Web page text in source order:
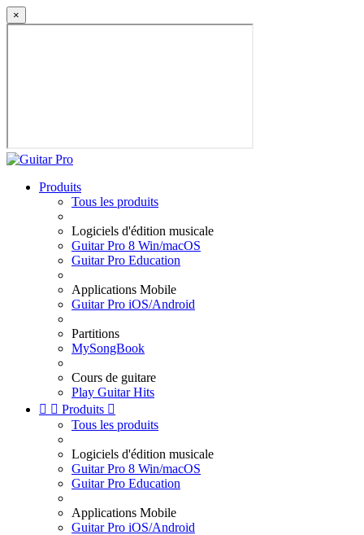
×
Produits
Tous les produits
Logiciels d'édition musicale
Guitar Pro 8 Win/macOS
Guitar Pro Education
Applications Mobile
Guitar Pro iOS/Android
Partitions
MySongBook
Cours de guitare
Play Guitar Hits
  Produits 
Tous les produits
Logiciels d'édition musicale
Guitar Pro 8 Win/macOS
Guitar Pro Education
Applications Mobile
Guitar Pro iOS/Android